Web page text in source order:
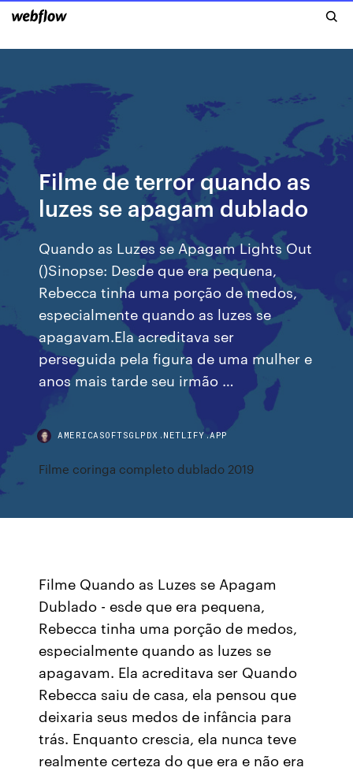
Filme de terror quando as
luzes se apagam dublado
Quando as Luzes se Apagam Lights Out
()Sinopse: Desde que era pequena,
Rebecca tinha uma porção de medos,
especialmente quando as luzes se
apagavam.Ela acreditava ser
perseguida pela figura de uma mulher e
anos mais tarde seu irmão …
AMERICASOFTSGLPDX.NETLIFY.APP
Filme coringa completo dublado 2019
Filme Quando as Luzes se Apagam
Dublado - esde que era pequena,
Rebecca tinha uma porção de medos,
especialmente quando as luzes se
apagavam. Ela acreditava ser Quando
Rebecca saiu de casa, ela pensou que
deixaria seus medos de infância para
trás. Enquanto crescia, ela nunca teve
realmente certeza do que era e não era